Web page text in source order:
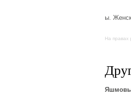
ы.
На правах